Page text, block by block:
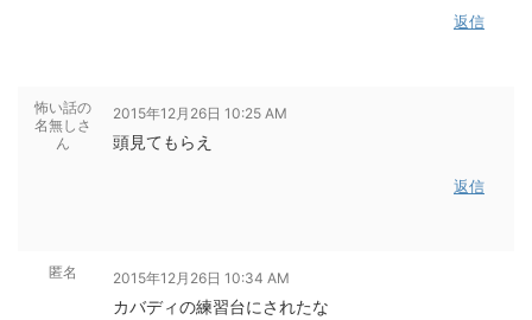
返信
怖い話の
名無しさ
ん
2015年12月26日 10:25 AM
頭見てもらえ
返信
匿名 2015年12月26日 10:34 AM
カバディの練習台にされたな